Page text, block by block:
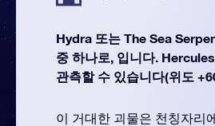
Hydra 또는 The Sea
중 하나로, 입니다.
관측할 수 있습니다(위도
이 거대한 괴물은 천칭자리